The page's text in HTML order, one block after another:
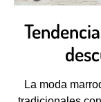
La moda